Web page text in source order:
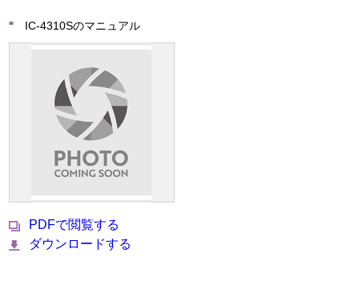
IC-4310Sのマニュアル
PDFで閲覧する
ダウンロードする